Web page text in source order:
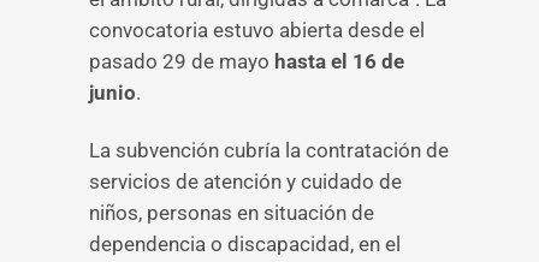
convocatoria estuvo abierta desde el
pasado 29 de mayo hasta el 16 de
junio.
La subvención cubría la contratación de
servicios de atención y cuidado de
niños, personas en situación de
dependencia o discapacidad, en el